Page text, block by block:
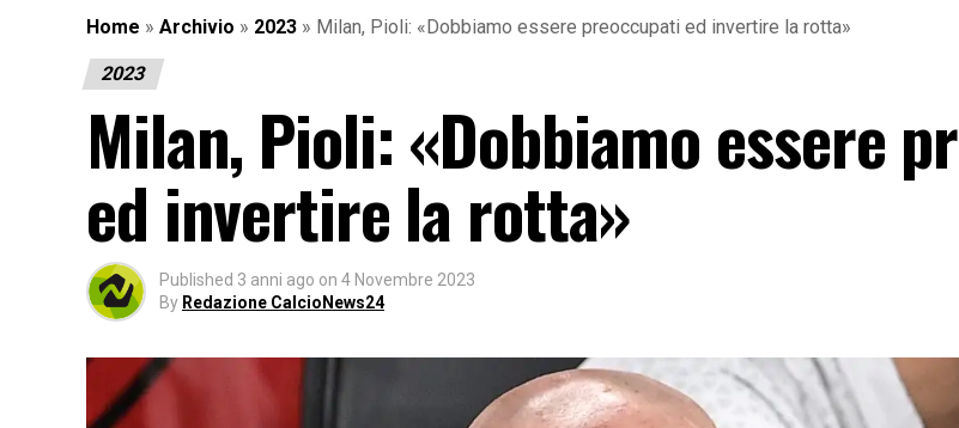
Home » Archivio » 2023 » Milan, Pioli: «Dobbiamo essere preoccupati ed invertire la rotta»
2023
Milan, Pioli: «Dobbiamo essere
ed invertire la rotta»
Published 3 anni ago on 4 Novembre 2023
By Redazione CalcioNews24